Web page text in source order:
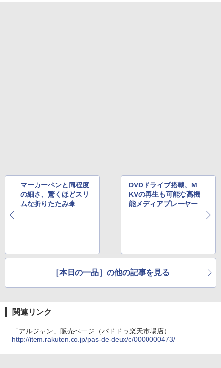
マーカーペンと同程度
の細さ、驚くほどスリ
ムな折りたたみ傘
DVDドライブ搭載、M
KVの再生も可能な高機
能メディアプレーヤー
［本日の一品］の他の記事を見る
関連リンク
「アルジャン」販売ページ（パドドゥ楽天市場店）
http://item.rakuten.co.jp/pas-de-deux/c/0000000473/